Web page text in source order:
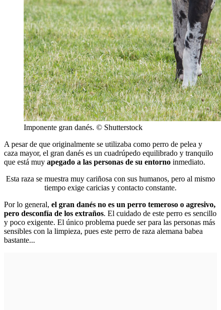
Imponente gran danés. © Shutterstock
A pesar de que originalmente se utilizaba como perro de pelea y
caza mayor, el gran danés es un cuadrúpedo equilibrado y tranquilo
que está muy apegado a las personas de su entorno inmediato.
Esta raza se muestra muy cariñosa con sus humanos, pero al mismo
tiempo exige caricias y contacto constante.
Por lo general, el gran danés no es un perro temeroso o agresivo,
pero desconfía de los extraños. El cuidado de este perro es sencillo
y poco exigente. El único problema puede ser para las personas más
sensibles con la limpieza, pues este perro de raza alemana babea
bastante...